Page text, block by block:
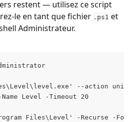
restent — utilisez ce script
le en tant que fichier .ps1 et
Administrateur.
--action
Level -Timeout 20
Files\Level' -Recurse -